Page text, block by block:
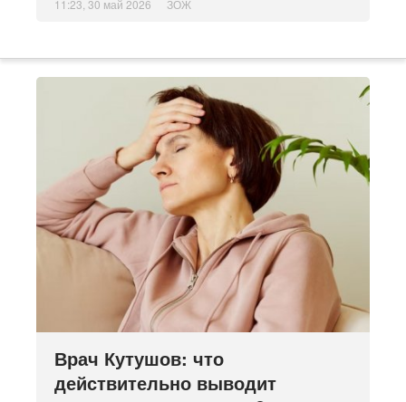
11:23, 30 май 2026 ЗОЖ
Врач Кутушов: что
действительно выводит